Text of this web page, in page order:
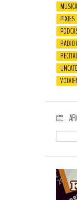
MÚSICA
PIXIES
RADIO